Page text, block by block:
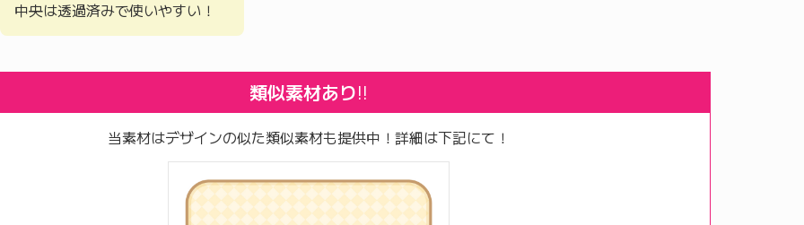
中央は透過済みで使いやすい！
類似素材あり!!
当素材はデザインの似た類似素材も提供中！詳細は下記にて！